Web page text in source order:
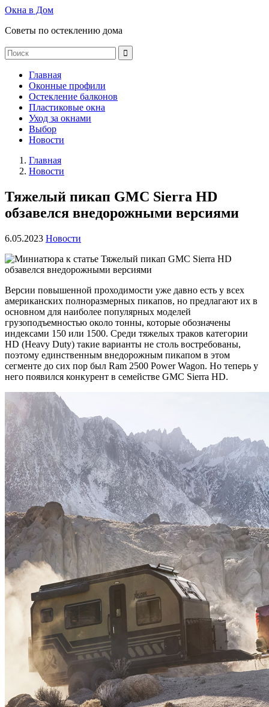
Окна в Дом
Советы по остеклению дома
Главная
Оконные профили
Остекление балконов
Пластиковые окна
Уход за окнами
Выбор
Новости
Главная
Новости
Тяжелый пикап GMC Sierra HD
обзавелся внедорожными версиями
6.05.2023 Новости
Версии повышенной проходимости уже давно есть у всех
американских полноразмерных пикапов, но предлагают их в
основном для наиболее популярных моделей
грузоподъемностью около тонны, которые обозначены
индексами 150 или 1500. Среди тяжелых траков категории
HD (Heavy Duty) такие варианты не столь востребованы,
поэтому единственным внедорожным пикапом в этом
сегменте до сих пор был Ram 2500 Power Wagon. Но теперь у
него появился конкурент в семействе GMC Sierra HD.